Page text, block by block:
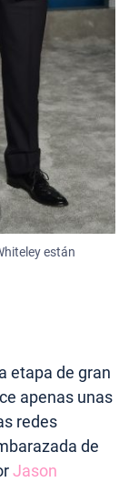
están
etapa de gran
apenas unas
redes
de
Jason